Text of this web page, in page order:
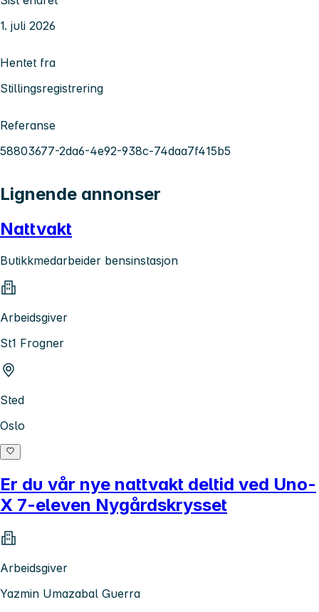
1. juli 2026
Hentet fra
Stillingsregistrering
Referanse
58803677-2da6-4e92-938c-74daa7f415b5
Lignende annonser
Nattvakt
Butikkmedarbeider bensinstasjon
Arbeidsgiver
St1 Frogner
Sted
Oslo
Er du vår nye nattvakt deltid ved Uno-
X 7-eleven Nygårdskrysset
Arbeidsgiver
Yazmin Umazabal Guerra